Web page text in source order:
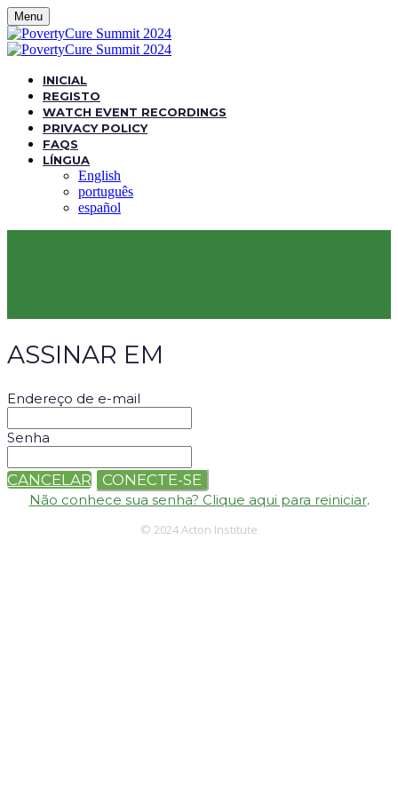
Menu
INICIAL
REGISTO
WATCH EVENT RECORDINGS
PRIVACY POLICY
FAQS
LÍNGUA
English
português
español
ASSINAR EM
Endereço de e-mail
Senha
CANCELAR CONECTE-SE
Não conhece sua senha? Clique aqui para reiniciar.
© 2024 Acton Institute